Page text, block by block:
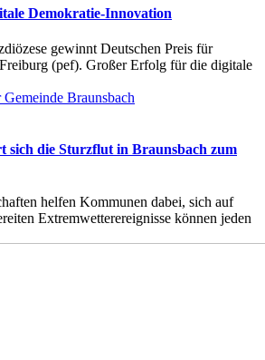
Demokratie-Innovation
gewinnt Deutschen Preis für
(pef). Großer Erfolg für die digitale
sich die Sturzflut in Braunsbach zum
helfen Kommunen dabei, sich auf
Extremwetterereignisse können jeden